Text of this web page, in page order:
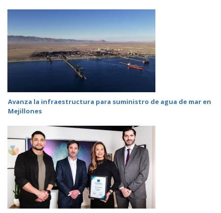
Avanza la infraestructura para suministro de agua de mar en
Mejillones